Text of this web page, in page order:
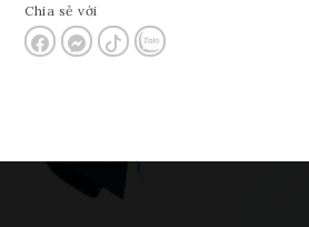
Chia sẻ với